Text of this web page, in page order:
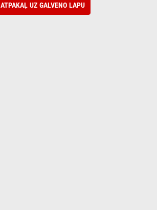
ATPAKAĻ UZ GALVENO LAPU